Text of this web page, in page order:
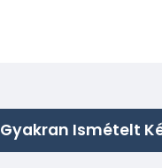
Gyakran Ismételt